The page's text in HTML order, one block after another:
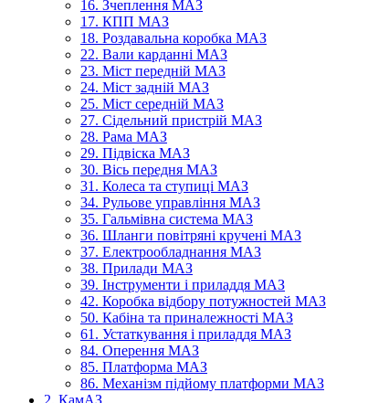
16. Зчеплення МАЗ
17. КПП МАЗ
18. Роздавальна коробка МАЗ
22. Вали карданні МАЗ
23. Міст передній МАЗ
24. Міст задній МАЗ
25. Міст середній МАЗ
27. Сідельний пристрій МАЗ
28. Рама МАЗ
29. Підвіска МАЗ
30. Вісь передня МАЗ
31. Колеса та ступиці МАЗ
34. Рульове управління МАЗ
35. Гальмівна система МАЗ
36. Шланги повітряні кручені МАЗ
37. Електрообладнання МАЗ
38. Прилади МАЗ
39. Інструменти і приладдя МАЗ
42. Коробка відбору потужностей МАЗ
50. Кабіна та приналежності МАЗ
61. Устаткування і приладдя МАЗ
84. Оперення МАЗ
85. Платформа МАЗ
86. Механізм підйому платформи МАЗ
2. КамАЗ